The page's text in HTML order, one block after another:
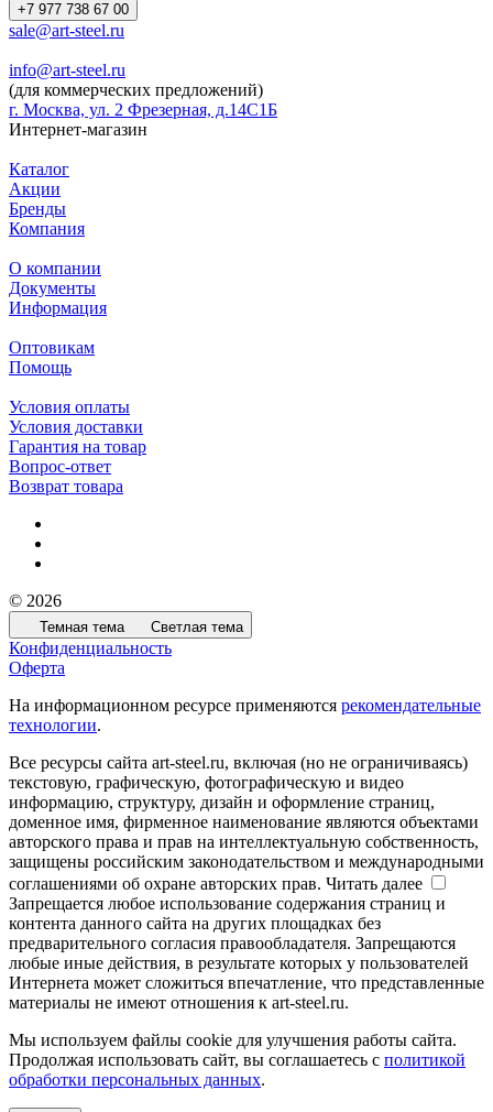
+7 977 738 67 00
sale@art-steel.ru
info@art-steel.ru
(для коммерческих предложений)
г. Москва, ул. 2 Фрезерная, д.14С1Б
Интернет-магазин
Каталог
Акции
Бренды
Компания
О компании
Документы
Информация
Оптовикам
Помощь
Условия оплаты
Условия доставки
Гарантия на товар
Вопрос-ответ
Возврат товара
© 2026
Темная тема Светлая тема
Конфиденциальность
Оферта
На информационном ресурсе применяются рекомендательные
технологии.
Все ресурсы сайта art-steel.ru, включая (но не ограничиваясь)
текстовую, графическую, фотографическую и видео
информацию, структуру, дизайн и оформление страниц,
доменное имя, фирменное наименование являются объектами
авторского права и прав на интеллектуальную собственность,
защищены российским законодательством и международными
соглашениями об охране авторских прав. Читать далее
Запрещается любое использование содержания страниц и
контента данного сайта на других площадках без
предварительного согласия правообладателя. Запрещаются
любые иные действия, в результате которых у пользователей
Интернета может сложиться впечатление, что представленные
материалы не имеют отношения к art-steel.ru.
Мы используем файлы cookie для улучшения работы сайта.
Продолжая использовать сайт, вы соглашаетесь с политикой
обработки персональных данных.